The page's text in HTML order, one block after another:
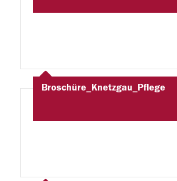
Broschüre_Knetzgau_Pflege